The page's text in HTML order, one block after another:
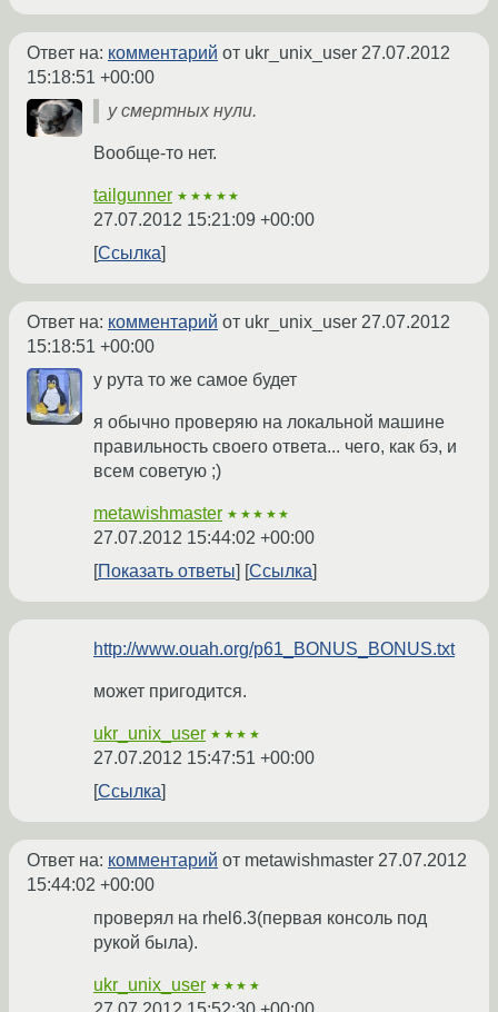
Ответ на: комментарий от ukr_unix_user 27.07.2012
15:18:51 +00:00
у смертных нули.
Вообще-то нет.
tailgunner ★★★★★
27.07.2012 15:21:09 +00:00
Ссылка
Ответ на: комментарий от ukr_unix_user 27.07.2012
15:18:51 +00:00
у рута то же самое будет
я обычно проверяю на локальной машине
правильность своего ответа... чего, как бэ, и
всем советую ;)
metawishmaster ★★★★★
27.07.2012 15:44:02 +00:00
Показать ответы
Ссылка
http://www.ouah.org/p61_BONUS_BONUS.txt
может пригодится.
ukr_unix_user ★★★★
27.07.2012 15:47:51 +00:00
Ссылка
Ответ на: комментарий от metawishmaster 27.07.2012
15:44:02 +00:00
проверял на rhel6.3(первая консоль под
рукой была).
ukr_unix_user ★★★★